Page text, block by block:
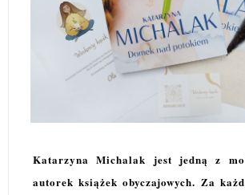
Katarzyna Michalak jest jedną z
autorek książek obyczajowych. Za